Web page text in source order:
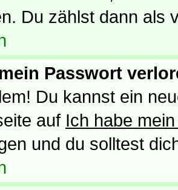
Du zählst dann als
Passwort
Du kannst ein
auf Ich habe
und du solltest